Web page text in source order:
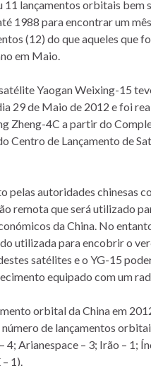
11 lançamentos orbitais bem
1988 para encontrar um
(12) do que aqueles que
em Maio.
Yaogan Weixing-15
29 de Maio de 2012 e foi
Zheng-4C a partir do
Centro de Lançamento de
pelas autoridades chinesas
remota que será utilizado
da China. No
utilizada para encobrir o
satélites e o YG-15
equipado com um
orbital da China em
número de lançamentos
4; Arianespace – 3; Irão – 1;
– 1).